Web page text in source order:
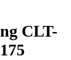
CLT-